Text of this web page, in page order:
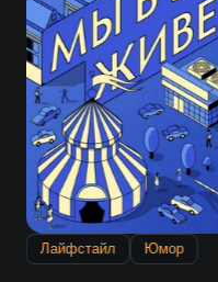
Лайфстайл Юмор